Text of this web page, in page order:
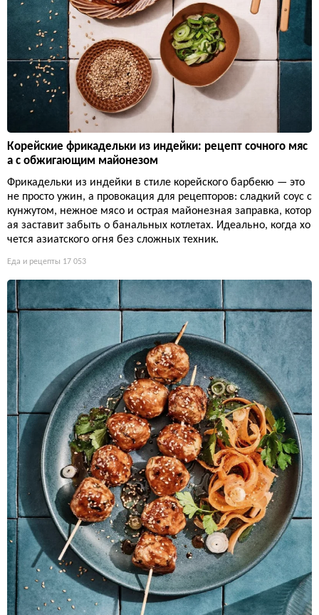
Корейские фрикадельки из индейки: рецепт сочного мяс
а с обжигающим майонезом
Фрикадельки из индейки в стиле корейского барбекю — это
не просто ужин, а провокация для рецепторов: сладкий соус с
кунжутом, нежное мясо и острая майонезная заправка, котор
ая заставит забыть о банальных котлетах. Идеально, когда хо
чется азиатского огня без сложных техник.
Еда и рецепты 17 053